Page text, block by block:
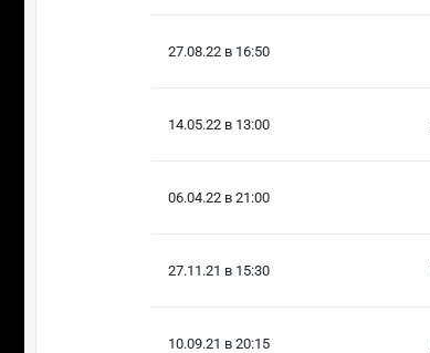
27.08.22 в 16:50
14.05.22 в 13:00
06.04.22 в 21:00
27.11.21 в 15:30
10.09.21 в 20:15